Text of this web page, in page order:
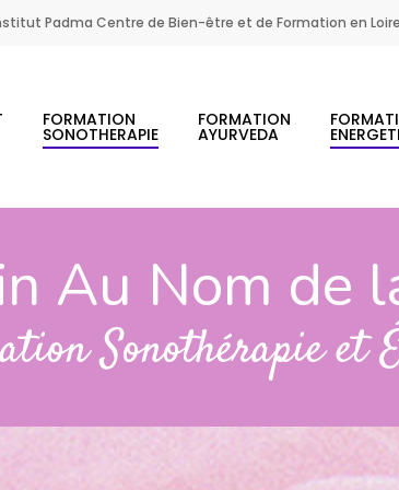
Padma Centre de Bien-être et de Formation en
FORMATION
SONOTHERAPIE
FORMATION
AYURVEDA
Au Nom de
Sonothérapie et